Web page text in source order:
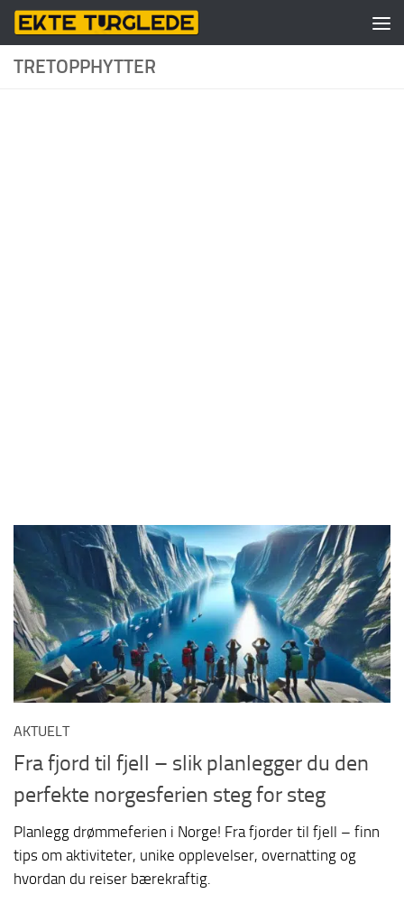
Skip to content
TRETOPPHYTTER
AKTUELT
Fra fjord til fjell – slik planlegger du den
perfekte norgesferien steg for steg
Planlegg drømmeferien i Norge! Fra fjorder til fjell – finn
tips om aktiviteter, unike opplevelser, overnatting og
hvordan du reiser bærekraftig.